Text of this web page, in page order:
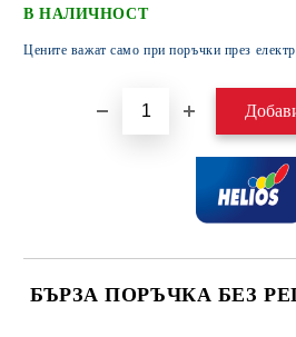
В НАЛИЧНОСТ
Цените важат само при поръчки през
БЪРЗА ПОРЪЧКА БЕЗ